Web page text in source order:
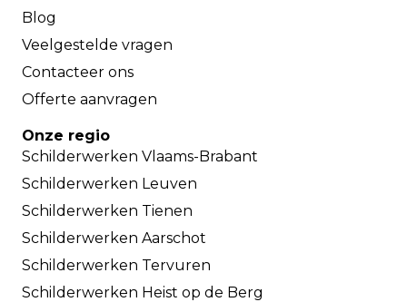
Blog
Veelgestelde vragen
Contacteer ons
Offerte aanvragen
Onze regio
Schilderwerken Vlaams-Brabant
Schilderwerken Leuven
Schilderwerken Tienen
Schilderwerken Aarschot
Schilderwerken Tervuren
Schilderwerken Heist op de Berg